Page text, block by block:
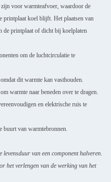
voor warmteafvoer, waardoor de
printplaat koel blijft. Het plaatsen van
de printplaat of dicht bij koelplaten
om de luchtcirculatie te
dit warmte kan vasthouden.
warmte naar beneden over te dragen.
en elektrische ruis te
buurt van warmtebronnen.
van een component halveren.
het verlengen van de werking van het